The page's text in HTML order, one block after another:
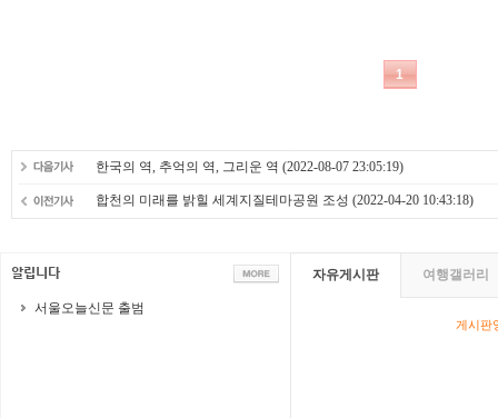
한국의 역, 추억의 역, 그리운 역 (2022-08-07 23:05:19)
합천의 미래를 밝힐 세계지질테마공원 조성 (2022-04-20 10:43:18)
서울오늘신문 출범
자유게시판 여행갤러리
게시판